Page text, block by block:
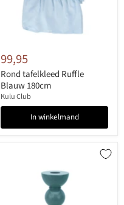
99,95
Rond tafelkleed Ruffle
Blauw 180cm
Kulu Club
In winkelmand